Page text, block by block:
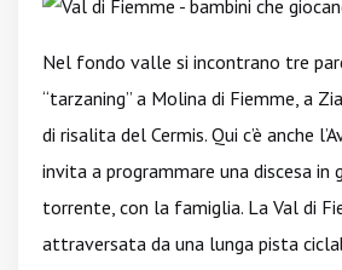
Nel fondo valle si incontrano tre
“tarzaning” a Molina di Fiemme, a
di risalita del Cermis. Qui c’è anche
invita a programmare una discesa in
torrente, con la famiglia. La Val di
attraversata da una lunga pista